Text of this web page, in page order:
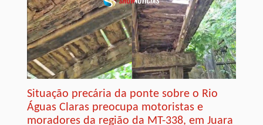
Situação precária da ponte sobre o Rio
Águas Claras preocupa motoristas e
moradores da região da MT-338, em Juara